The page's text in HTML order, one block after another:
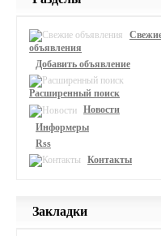
объявления
Добавить объявление
Расширенный поиск
Новости
Информеры
Rss
Контакты
Закладки